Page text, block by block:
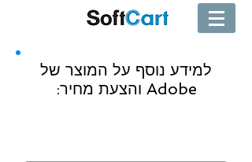
למידע נוסף על המוצר של
Adobe והצעת מחיר: